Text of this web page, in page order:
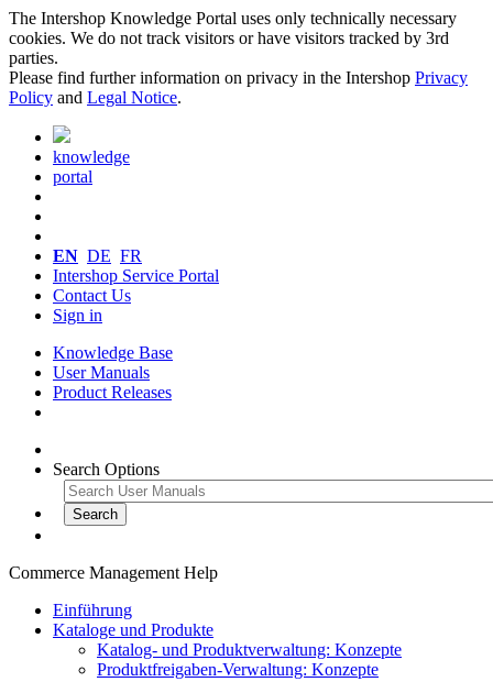
The Intershop Knowledge Portal uses only technically necessary
cookies. We do not track visitors or have visitors tracked by 3rd
parties.
Please find further information on privacy in the Intershop Privacy
Policy and Legal Notice.
knowledge
portal
EN DE FR
Intershop Service Portal
Contact Us
Sign in
Knowledge Base
User Manuals
Product Releases
Search Options
Commerce Management Help
Einführung
Kataloge und Produkte
Katalog- und Produktverwaltung: Konzepte
Produktfreigaben-Verwaltung: Konzepte